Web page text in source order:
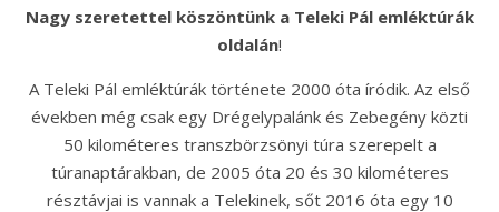
Nagy szeretettel köszöntünk a Teleki Pál emléktúrák
oldalán!
A Teleki Pál emléktúrák története 2000 óta íródik. Az első
években még csak egy Drégelypalánk és Zebegény közti
50 kilométeres transzbörzsönyi túra szerepelt a
túranaptárakban, de 2005 óta 20 és 30 kilométeres
résztávjai is vannak a Telekinek, sőt 2016 óta egy 10